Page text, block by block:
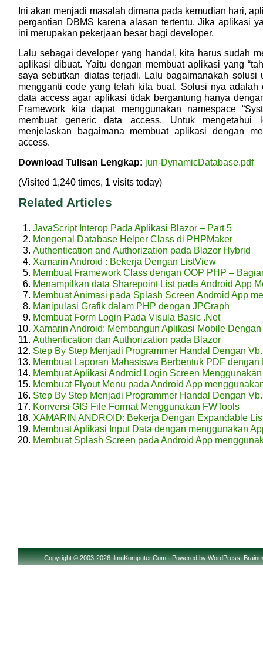
Ini akan menjadi masalah dimana pada kemudian hari,
pergantian DBMS karena alasan tertentu. Jika aplikasi
ini merupakan pekerjaan besar bagi developer.
Lalu sebagai developer yang handal, kita harus sudah
aplikasi dibuat. Yaitu dengan membuat aplikasi yang
saya sebutkan diatas terjadi. Lalu bagaimanakah solusi
mengganti code yang telah kita buat. Solusi nya adalah
data access agar aplikasi tidak bergantung hanya
Framework kita dapat menggunakan namespace
membuat generic data access. Untuk
menjelaskan bagaimana membuat aplikasi dengan
access.
Download Tulisan Lengkap: jun-DynamicDatabase.pdf
(Visited 1,240 times, 1 visits today)
Related Articles
JavaScript Interop Pada Aplikasi Blazor – Part 5
Mengenal Database Helper Class di PHPMaker
Authentication and Authorization pada Blazor Hybrid
Xamarin Android : Bekerja Dengan ListView
Membuat Framework Class dengan OOP PHP –
Menampilkan data Sharepoint List pada Android App
Membuat Animasi pada Splash Screen Android App
Manipulasi Grafik dalam PHP dengan JPGraph
Membuat Form Login Pada Visula Basic .Net
Xamarin Android: Membangun Aplikasi Mobile
Authentication dan Authorization pada Blazor
Step By Step Menjadi Programmer Handal Dengan
Membuat Laporan Mahasiswa Berbentuk PDF dengan
Membuat Aplikasi Android Login Screen
Membuat Flyout Menu pada Android App
Step By Step Menjadi Programmer Handal Dengan
Konversi GIS File Format Menggunakan FWTools
XAMARIN ANDROID: Bekerja Dengan Expandable
Membuat Aplikasi Input Data dengan menggunakan
Membuat Splash Screen pada Android App
Copyright© 2003-2026 IlmuKomputer.Com · Powered byWordPress,